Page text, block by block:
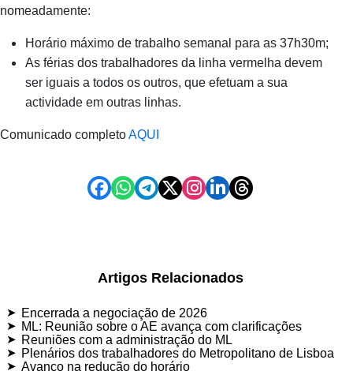
nomeadamente:
Horário máximo de trabalho semanal para as 37h30m;
As férias dos trabalhadores da linha vermelha devem
ser iguais a todos os outros, que efetuam a sua
actividade em outras linhas.
Comunicado completoAQUI
Artigos Relacionados
Encerrada a negociação de 2026
ML: Reunião sobre o AE avança com clarificações
Reuniões com a administração do ML
Plenários dos trabalhadores do Metropolitano de Lisboa
Avanço na redução do horário